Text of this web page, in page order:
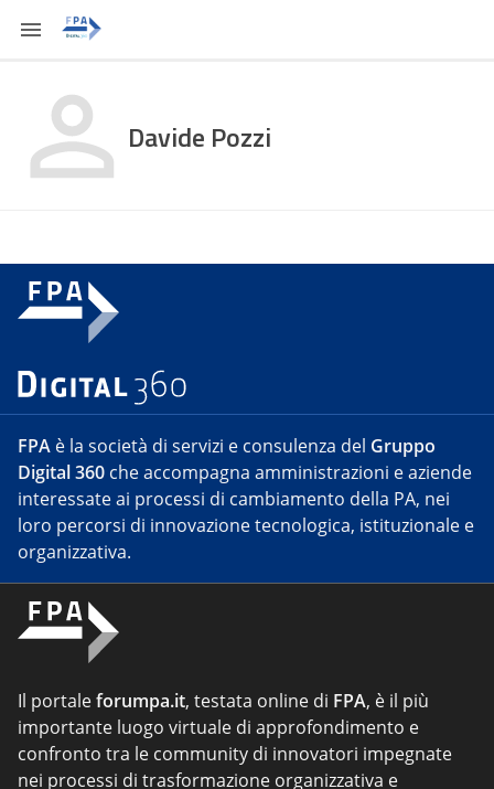
Davide Pozzi
FPA è la società di servizi e consulenza del Gruppo
Digital 360 che accompagna amministrazioni e aziende
interessate ai processi di cambiamento della PA, nei
loro percorsi di innovazione tecnologica, istituzionale e
organizzativa.
Il portaleforumpa.it, testata online di FPA, è il più
importante luogo virtuale di approfondimento e
confronto tra le community di innovatori impegnate
nei processi di trasformazione organizzativa e